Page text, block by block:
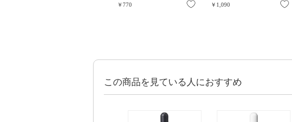
￥770
お気に入り
￥1,090
この商品を見ている人におすすめ